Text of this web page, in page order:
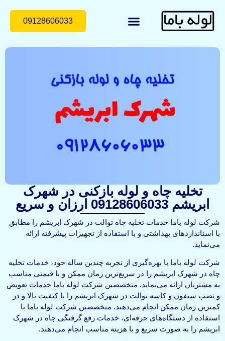
09128606033
تخلیه چاه و لوله بازکنی در شهرک
ابریشم 09128606033 ارزان و سریع
شرکت لوله باما خدمات تخلیه چاه توالت در شهرک ابریشم را مطابق
با استانداردهای بهداشتی و با استفاده از تجهیزات پیشرفته ارائه
می‌نماید.
شرکت لوله باما با بهره‌گیری از تجربه چندین ساله خود، خدمات تخلیه
چاه در شهرک ابریشم را در سریع‌ترین زمان ممکن و با قیمتی مناسب
به مشتریان ارائه می‌نماید. متخصصین شرکت لوله باما خدمات تعویض
و نصب سیفون و کاسه توالت در شهرک ابریشم را با کیفیت بالا و در
کمترین زمان ممکن انجام می‌دهند. متخصصین شرکت لوله باما با
استفاده از دستگاه‌های حرفه‌ای، خدمات رفع گرفتگی چاه در شهرک
ابریشم را به صورت سریع و با هزینه مناسب انجام می‌دهند.